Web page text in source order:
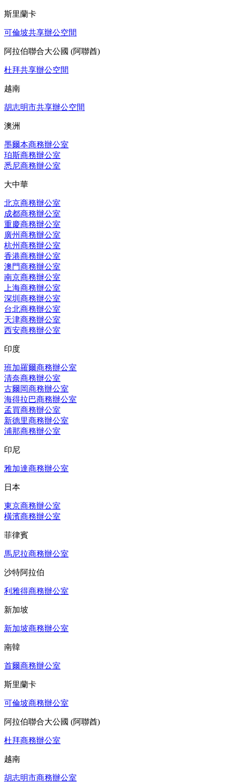
斯里蘭卡
可倫坡共享辦公空間
阿拉伯聯合大公國 (阿聯酋)
杜拜共享辦公空間
越南
胡志明市共享辦公空間
澳洲
墨爾本商務辦公室
珀斯商務辦公室
悉尼商務辦公室
大中華
北京商務辦公室
成都商務辦公室
重慶商務辦公室
廣州商務辦公室
杭州商務辦公室
香港商務辦公室
澳門商務辦公室
南京商務辦公室
上海商務辦公室
深圳商務辦公室
台北商務辦公室
天津商務辦公室
西安商務辦公室
印度
班加羅爾商務辦公室
清奈商務辦公室
古爾岡商務辦公室
海得拉巴商務辦公室
孟買商務辦公室
新德里商務辦公室
浦那商務辦公室
印尼
雅加達商務辦公室
日本
東京商務辦公室
橫濱商務辦公室
菲律賓
馬尼拉商務辦公室
沙特阿拉伯
利雅得商務辦公室
新加坡
新加坡商務辦公室
南韓
首爾商務辦公室
斯里蘭卡
可倫坡商務辦公室
阿拉伯聯合大公國 (阿聯酋)
杜拜商務辦公室
越南
胡志明市商務辦公室